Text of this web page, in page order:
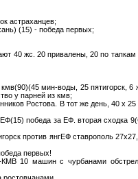
астраханцев;
(15) - победа первых;
40 жс. 20 привалены, 20 по тапкам
мин-воды, 25 пятигорск, 6
у парней из кмв;
Ростова. В тот же день, 40 х 25
победа за ЕФ. вторая сходка
против янгЕФ ставрополь
первых!
10 машин с чурбанами